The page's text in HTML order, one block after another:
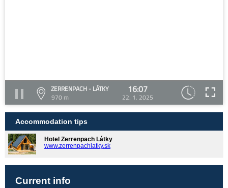
ZERRENPACH - LÁTKY
970 m
16:07
22. 1. 2025
Accommodation tips
Hotel Zerrenpach Látky
www.zerrenpachlatky.sk
Current info